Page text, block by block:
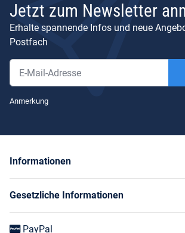
Jetzt zum Newsletter
Erhalte spannende Infos und neue
Postfach
Anmerkung
Informationen
Gesetzliche Informationen
PayPal